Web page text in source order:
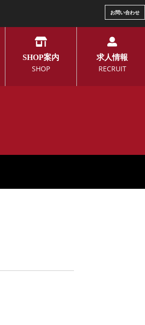
お問い合わせ
SHOP案内
SHOP
求人情報
RECRUIT